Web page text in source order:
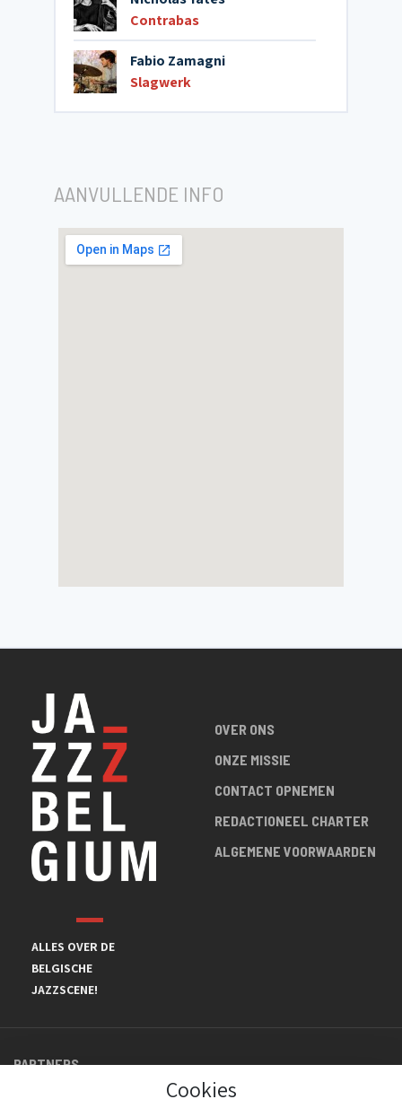
Contrabas
Fabio Zamagni
Slagwerk
AANVULLENDE INFO
ALLES OVER DE
BELGISCHE
JAZZSCENE!
OVER ONS
ONZE MISSIE
CONTACT OPNEMEN
REDACTIONEEL CHARTER
ALGEMENE VOORWAARDEN
PARTNERS
Cookies